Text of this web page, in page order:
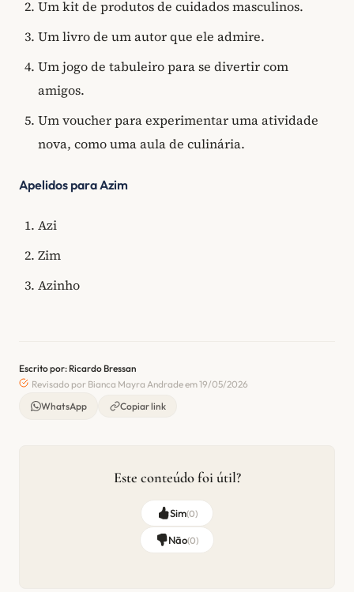
Um kit de produtos de cuidados masculinos.
Um livro de um autor que ele admire.
Um jogo de tabuleiro para se divertir com
amigos.
Um voucher para experimentar uma atividade
nova, como uma aula de culinária.
Apelidos para Azim
Azi
Zim
Azinho
Escrito por: Ricardo Bressan
Revisado por Bianca Mayra Andrade em 19/05/2026
WhatsApp
Copiar link
Este conteúdo foi útil?
Sim(0)
Não(0)